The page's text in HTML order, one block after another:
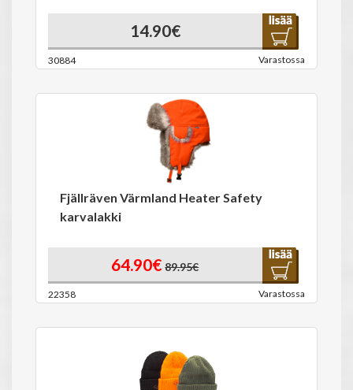
14.90€
30884 Varastossa
Fjällräven Värmland Heater Safety
karvalakki
64.90€ 89.95€
22358 Varastossa